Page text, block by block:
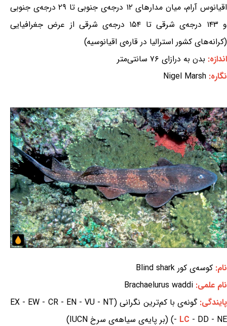
اقیانوس آرام، میان مدارهای ۱۲ درجه‌ی جنوبی تا ۲۹ درجه‌ی جنوبی
و ۱۴۳ درجه‌ی شرقی تا ۱۵۴ درجه‌ی شرقی از عرض جغرافیایی
(کرانه‌های کشور استرالیا در قاره‌ی اقیانوسیه)
اندازه: بدن به درازای ۷۶ سانتی‌متر
نگاره: Nigel Marsh
نام: کوسه‌ی کور Blind shark
نام علمی: Brachaelurus waddi
پایندگی:
گونه‌ی با کم‌ترین نگرانی (EX - EW - CR - EN - VU - NT
- LC - DD - NE) (بر پایه‌ی سیاهه‌ی سرخ IUCN)